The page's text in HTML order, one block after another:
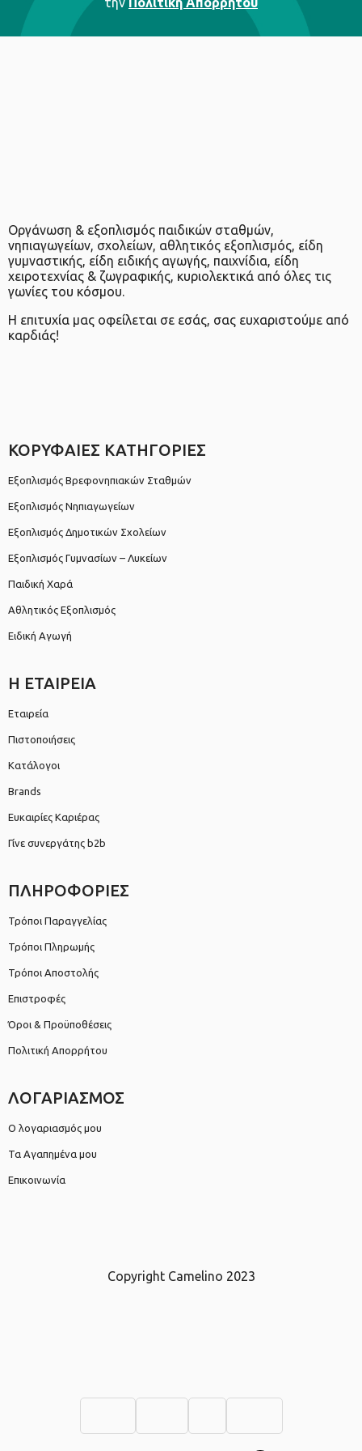
Οργάνωση & εξοπλισμός παιδικών σταθμών,
νηπιαγωγείων, σχολείων, αθλητικός εξοπλισμός, είδη
γυμναστικής, είδη ειδικής αγωγής, παιχνίδια, είδη
χειροτεχνίας & ζωγραφικής, κυριολεκτικά από όλες τις
γωνίες του κόσμου.
Η επιτυχία μας οφείλεται σε εσάς, σας ευχαριστούμε από
καρδιάς!
ΚΟΡΥΦΑΙΕΣ ΚΑΤΗΓΟΡΙΕΣ
Εξοπλισμός Βρεφονηπιακών Σταθμών
Εξοπλισμός Νηπιαγωγείων
Εξοπλισμός Δημοτικών Σχολείων
Εξοπλισμός Γυμνασίων – Λυκείων
Παιδική Χαρά
Αθλητικός Εξοπλισμός
Ειδική Αγωγή
Η ΕΤΑΙΡΕΙΑ
Εταιρεία
Πιστοποιήσεις
Κατάλογοι
Brands
Ευκαιρίες Καριέρας
Γίνε συνεργάτης b2b
ΠΛΗΡΟΦΟΡΙΕΣ
Τρόποι Παραγγελίας
Τρόποι Πληρωμής
Τρόποι Αποστολής
Επιστροφές
Όροι & Προϋποθέσεις
Πολιτική Απορρήτου
ΛΟΓΑΡΙΑΣΜΟΣ
Ο λογαριασμός μου
Τα Αγαπημένα μου
Επικοινωνία
Copyright Camelino 2023